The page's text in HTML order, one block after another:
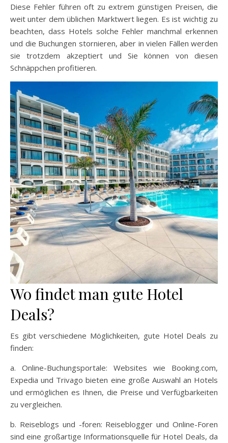
Diese Fehler führen oft zu extrem günstigen Preisen, die
weit unter dem üblichen Marktwert liegen. Es ist wichtig zu
beachten, dass Hotels solche Fehler manchmal erkennen
und die Buchungen stornieren, aber in vielen Fällen werden
sie trotzdem akzeptiert und Sie können von diesen
Schnäppchen profitieren.
Wo findet man gute Hotel
Deals?
Es gibt verschiedene Möglichkeiten, gute Hotel Deals zu
finden:
a. Online-Buchungsportale: Websites wie Booking.com,
Expedia und Trivago bieten eine große Auswahl an Hotels
und ermöglichen es Ihnen, die Preise und Verfügbarkeiten
zu vergleichen.
b. Reiseblogs und -foren: Reiseblogger und Online-Foren
sind eine großartige Informationsquelle für Hotel Deals, da